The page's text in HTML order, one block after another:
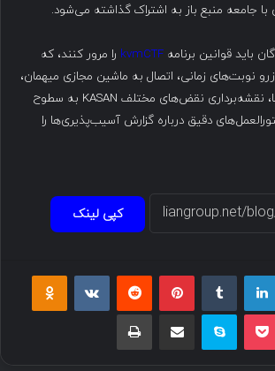
با جامعه منبع باز به اشتراک گذاشته می‌شود.
باید قوانین برنامه kvmCTF را مرور کنند، که
نوبت‌های زمانی، اتصال به ماشین مجازی میهمان،
به دست آوردن پرچم‌ها، نقشه‌برداری نقض‌های مختلف KASAN به سطوح
دقیق درباره گزارش آسیب‌پذیری‌ها را
کپی لینک
لینکداین پینتریست
پاکت اسکایپ چاپ